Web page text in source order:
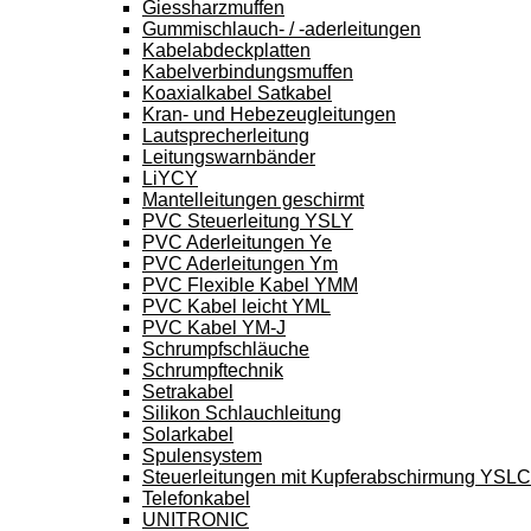
Giessharzmuffen
Gummischlauch- / -aderleitungen
Kabelabdeckplatten
Kabelverbindungsmuffen
Koaxialkabel Satkabel
Kran- und Hebezeugleitungen
Lautsprecherleitung
Leitungswarnbänder
LiYCY
Mantelleitungen geschirmt
PVC Steuerleitung YSLY
PVC Aderleitungen Ye
PVC Aderleitungen Ym
PVC Flexible Kabel YMM
PVC Kabel leicht YML
PVC Kabel YM-J
Schrumpfschläuche
Schrumpftechnik
Setrakabel
Silikon Schlauchleitung
Solarkabel
Spulensystem
Steuerleitungen mit Kupferabschirmung
Telefonkabel
UNITRONIC